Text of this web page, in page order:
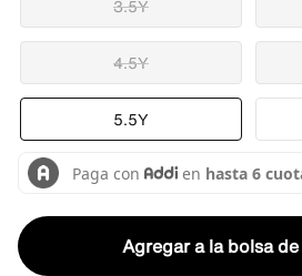
3.5Y
4.5Y
5.5Y
Agregar a la bolsa